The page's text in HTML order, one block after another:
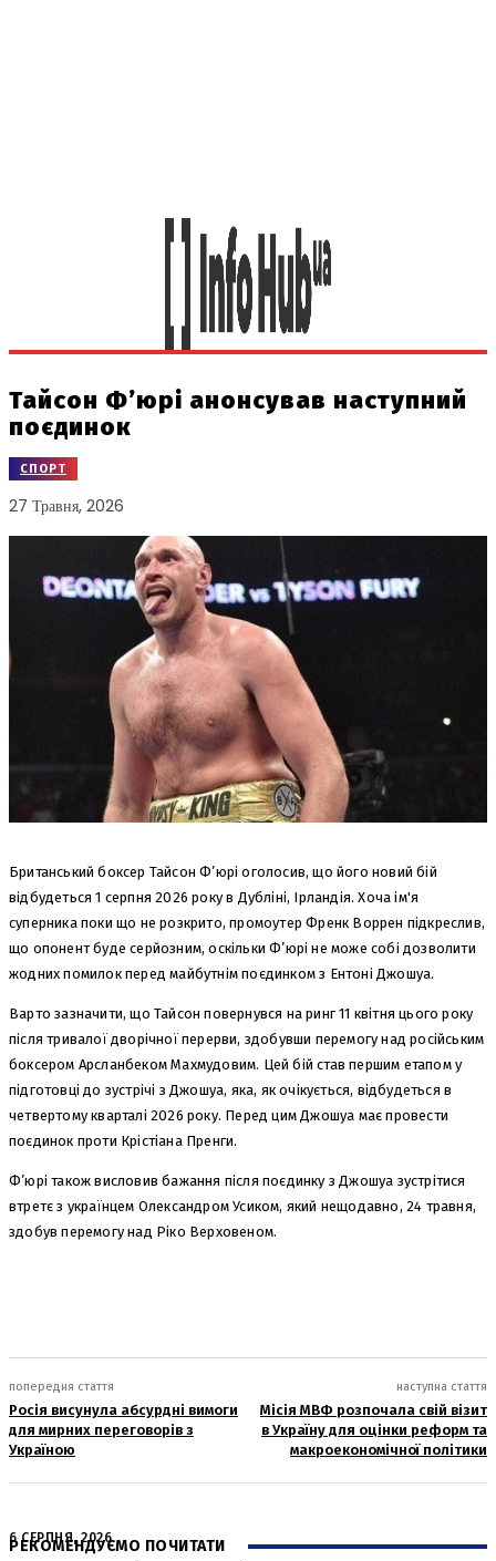
Тайсон Ф’юрі анонсував наступний
поєдинок
СПОРТ
27 Травня, 2026
Британський боксер Тайсон Ф’юрі оголосив, що його новий бій
відбудеться 1 серпня 2026 року в Дубліні, Ірландія. Хоча ім'я
суперника поки що не розкрито, промоутер Френк Воррен підкреслив,
що опонент буде серйозним, оскільки Ф’юрі не може собі дозволити
жодних помилок перед майбутнім поєдинком з Ентоні Джошуа.
Варто зазначити, що Тайсон повернувся на ринг 11 квітня цього року
після тривалої дворічної перерви, здобувши перемогу над російським
боксером Арсланбеком Махмудовим. Цей бій став першим етапом у
підготовці до зустрічі з Джошуа, яка, як очікується, відбудеться в
четвертому кварталі 2026 року. Перед цим Джошуа має провести
поєдинок проти Крістіана Пренги.
Ф’юрі також висловив бажання після поєдинку з Джошуа зустрітися
втретє з українцем Олександром Усиком, який нещодавно, 24 травня,
здобув перемогу над Ріко Верховеном.
попередня стаття
Росія висунула абсурдні вимоги
для мирних переговорів з
Україною
наступна стаття
Місія МВФ розпочала свій візит
в Україну для оцінки реформ та
макроекономічної політики
РЕКОМЕНДУЄМО ПОЧИТАТИ
6 СЕРПНЯ, 2026